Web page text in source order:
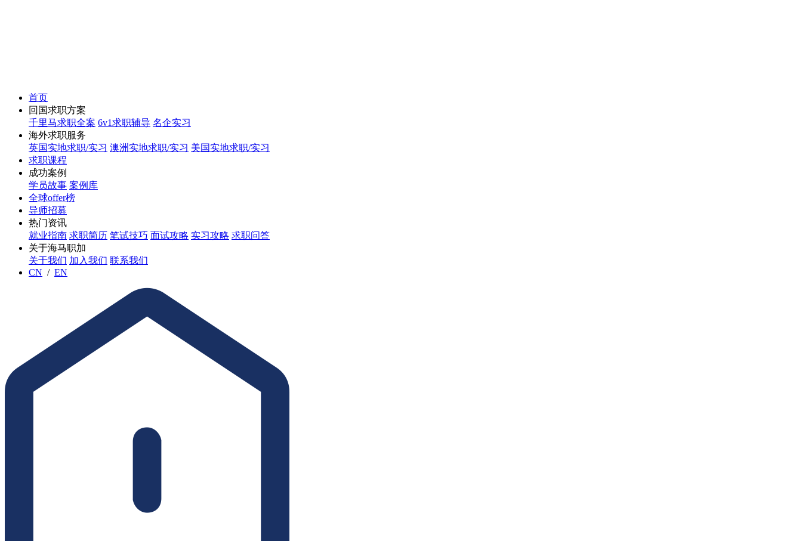
首页
回国求职方案
千里马求职全案 6v1求职辅导 名企实习
海外求职服务
英国实地求职/实习 澳洲实地求职/实习 美国实地求职/实习
求职课程
成功案例
学员故事 案例库
全球offer榜
导师招募
热门资讯
就业指南 求职简历 笔试技巧 面试攻略 实习攻略 求职问答
关于海马职加
关于我们 加入我们 联系我们
CN / EN